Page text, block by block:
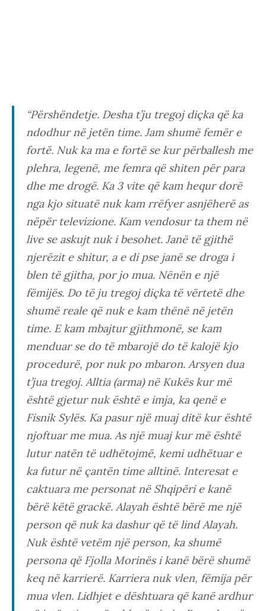
“Përshëndetje. Desha t’ju tregoj diçka që ka
ndodhur në jetën time. Jam shumë femër e
fortë. Nuk ka ma e fortë se kur përballesh me
plehra, legenë, me femra që shiten për para
dhe me drogë. Ka 3 vite që kam hequr dorë
nga kjo situatë nuk kam rrëfyer asnjëherë as
nëpër televizione. Kam vendosur ta them në
live se askujt nuk i besohet. Janë të gjithë
njerëzit e shitur, a e di pse janë se droga i
blen të gjitha, por jo mua. Nënën e një
fëmijës. Do të ju tregoj diçka të vërtetë dhe
shumë reale që nuk e kam thënë në jetën
time. E kam mbajtur gjithmonë, se kam
menduar se do të mbarojë do të kalojë kjo
procedurë, por nuk po mbaron. Arsyen dua
t’jua tregoj. Alltia (arma) në Kukës kur më
është gjetur nuk është e imja, ka qenë e
Fisnik Sylës. Ka pasur një muaj ditë kur është
njoftuar me mua. As një muaj kur më është
lutur natën të udhëtojmë, kemi udhëtuar e
ka futur në çantën time alltinë. Interesat e
caktuara me personat në Shqipëri e kanë
bërë këtë grackë. Alayah është bërë me një
person që nuk ka dashur që të lind Alayah.
Nuk është vetëm një person, ka shumë
persona që Fjolla Morinës i kanë bërë shumë
keq në karrierë. Karriera nuk vlen, fëmija për
mua vlen. Lidhjet e dështuara që kanë ardhur